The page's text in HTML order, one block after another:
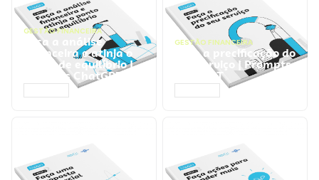
GESTÃO FINANCEIRA
Faça a análise
financeira e atinja o
ponto de equilíbrio |
Prompts ChatGPT
GESTÃO FINANCEIRA
Faça a precificação do
seu serviço | Prompts
ChatGPT